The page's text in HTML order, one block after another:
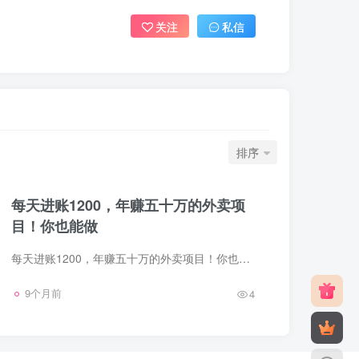
关注 私信
排序
每天进账1200，年赚五十万的外卖项
目！你也能做
每天进账1200，年赚五十万的外卖项目！你也能做联系VX:shengtuan03;shengtuan06;联系VX公众号：晚安生活故事
9个月前 4